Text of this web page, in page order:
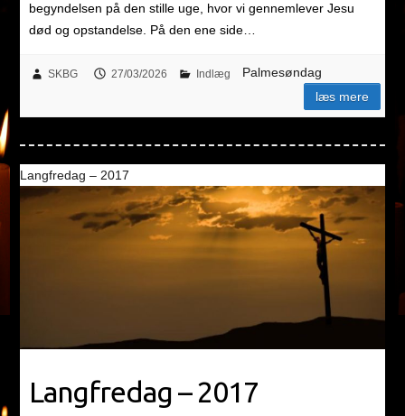
begyndelsen på den stille uge, hvor vi gennemlever Jesu
død og opstandelse. På den ene side…
SKBG 27/03/2026 Indlæg
Palmesøndag
læs mere
Langfredag – 2017
Langfredag – 2017